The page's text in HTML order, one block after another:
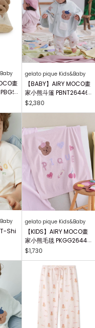
畫
gelato pique Kids&Baby
【BABY】AIRY MOCO畫
家小熊斗篷 PBNT26446
4
$2,380
T-Shi
gelato pique Kids&Baby
【KIDS】AIRY MOCO畫
家小熊毛毯 PKGG26441
7
$1,730